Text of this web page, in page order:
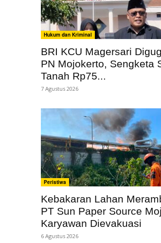
Hukum dan Kriminal
BRI KCU Magersari
PN Mojokerto, Sengketa
Tanah Rp75...
7 Agustus 2026
Peristiwa
Kebakaran Lahan
PT Sun Paper Source
Karyawan Dievakuasi
6 Agustus 2026